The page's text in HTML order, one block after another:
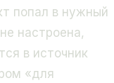
попал в нужный
настроена,
в источник
«для